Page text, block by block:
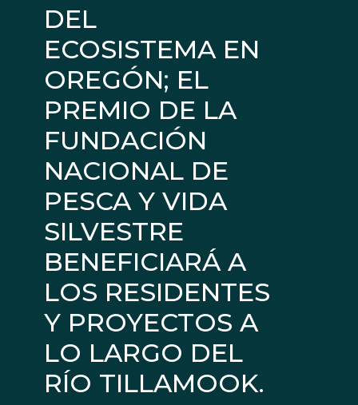
DEL
ECOSISTEMA EN
OREGÓN; EL
PREMIO DE LA
FUNDACIÓN
NACIONAL DE
PESCA Y VIDA
SILVESTRE
BENEFICIARÁ A
LOS RESIDENTES
Y PROYECTOS A
LO LARGO DEL
RÍO TILLAMOOK.